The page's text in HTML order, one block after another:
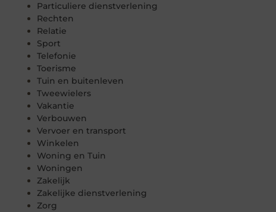
Particuliere dienstverlening
Rechten
Relatie
Sport
Telefonie
Toerisme
Tuin en buitenleven
Tweewielers
Vakantie
Verbouwen
Vervoer en transport
Winkelen
Woning en Tuin
Woningen
Zakelijk
Zakelijke dienstverlening
Zorg